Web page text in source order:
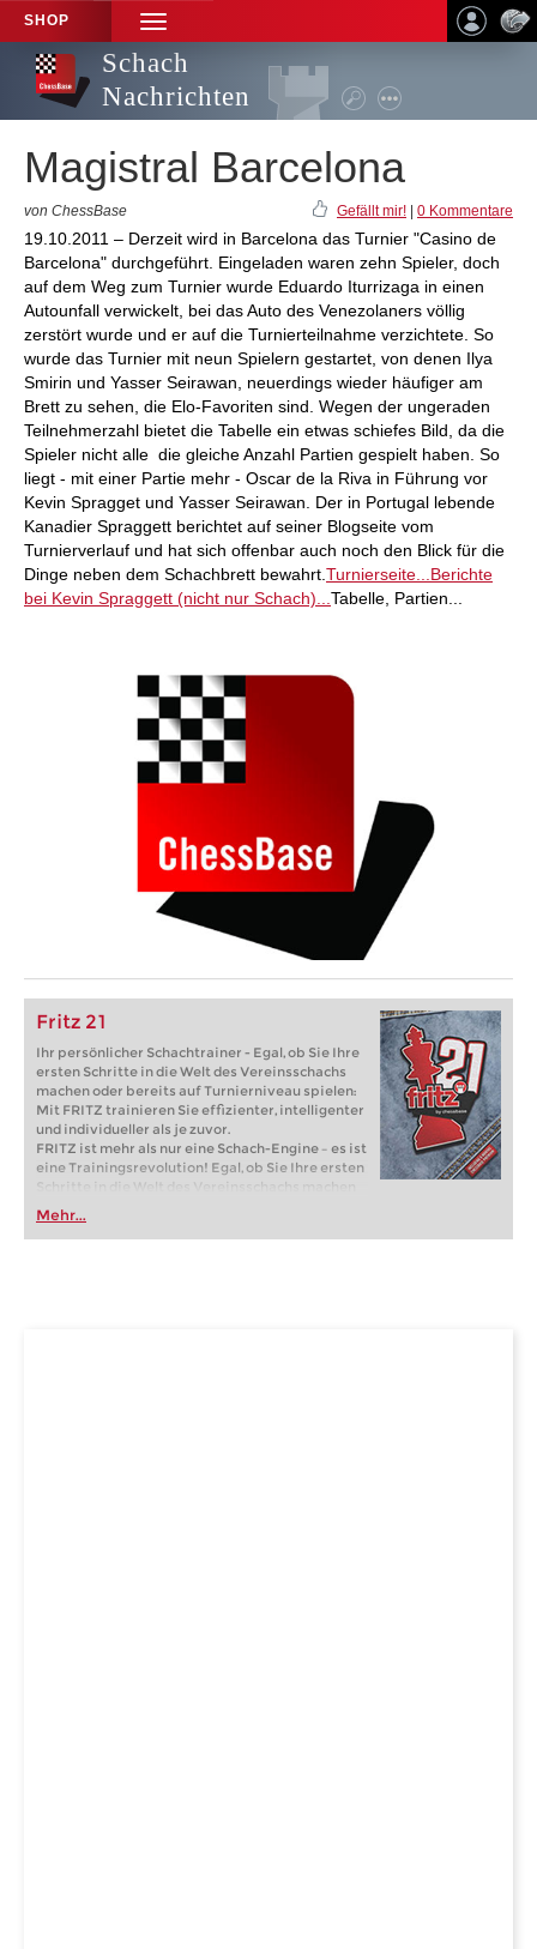
SHOP
TOGGLE
NAVIGATION
Schach
Nachrichten
Magistral Barcelona
von ChessBase Gefällt mir! 0 Kommentare
19.10.2011 – Derzeit wird in Barcelona das Turnier "Casino de
Barcelona" durchgeführt. Eingeladen waren zehn Spieler, doch
auf dem Weg zum Turnier wurde Eduardo Iturrizaga in einen
Autounfall verwickelt, bei das Auto des Venezolaners völlig
zerstört wurde und er auf die Turnierteilnahme verzichtete. So
wurde das Turnier mit neun Spielern gestartet, von denen Ilya
Smirin und Yasser Seirawan, neuerdings wieder häufiger am
Brett zu sehen, die Elo-Favoriten sind. Wegen der ungeraden
Teilnehmerzahl bietet die Tabelle ein etwas schiefes Bild, da die
Spieler nicht alle die gleiche Anzahl Partien gespielt haben. So
liegt - mit einer Partie mehr - Oscar de la Riva in Führung vor
Kevin Spragget und Yasser Seirawan. Der in Portugal lebende
Kanadier Spraggett berichtet auf seiner Blogseite vom
Turnierverlauf und hat sich offenbar auch noch den Blick für die
Dinge neben dem Schachbrett bewahrt. Turnierseite... Berichte
bei Kevin Spraggett (nicht nur Schach)... Tabelle, Partien...
Fritz 21
Ihr persönlicher Schachtrainer - Egal, ob Sie Ihre
ersten Schritte in die Welt des Vereinsschachs
machen oder bereits auf Turnierniveau spielen:
Mit FRITZ trainieren Sie effizienter, intelligenter
und individueller als je zuvor.
FRITZ ist mehr als nur eine Schach-Engine – es ist
eine Trainingsrevolution! Egal, ob Sie Ihre ersten
Schritte in die Welt des Vereinsschachs machen
oder bereits auf Turnierniveau spielen: Mit
FRITZ trainieren Sie effizienter, intelligenter und
individueller als je zuvor.
Mehr...